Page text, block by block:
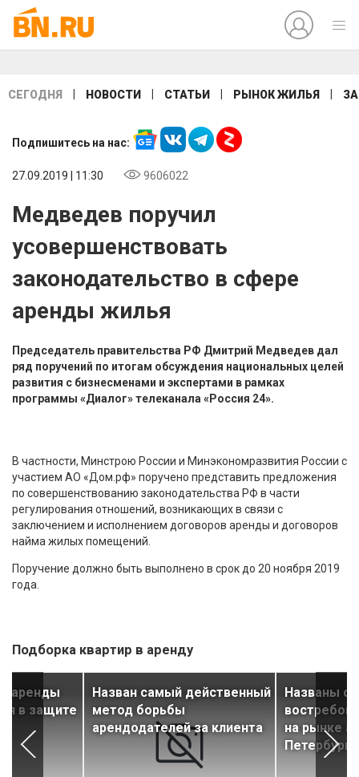
СЕГОДНЯ НОВОСТИ СТАТЬИ РЫНОК ЖИЛЬЯ
Подпишитесь на нас:
27.09.2019 | 11:30 9606022
Медведев поручил
усовершенствовать
законодательство в сфере
аренды жилья
Председатель правительства РФ Дмитрий Медведев дал
ряд поручений по итогам обсуждения национальных целей
развития с бизнесменами и экспертами в рамках
программы «Диалог» телеканала «Россия 24».
В частности, Минстрою России и Минэкономразвития России с
участием АО «Дом.рф» поручено представить предложения
по совершенствованию законодательства РФ в части
регулирования отношений, возникающих в связи с
заключением и исполнением договоров аренды и договоров
найма жилых помещений.
Поручение должно быть выполнено в срок до 20 ноября 2019
года.
Подборка квартир в аренду
аренды
в защите
Назван самый действенный
метод борьбы
арендодателей за клиента
Названы
на рынке
Петербурге